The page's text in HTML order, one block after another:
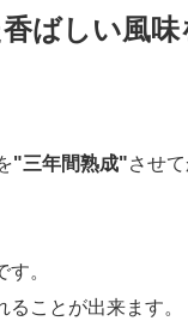
ばしい風
"三年間熟成"させ
。
ことが出来ます。